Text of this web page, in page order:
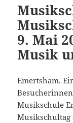
9. Mai
Musik
Emertsham.
Musikschule
Musikschultag